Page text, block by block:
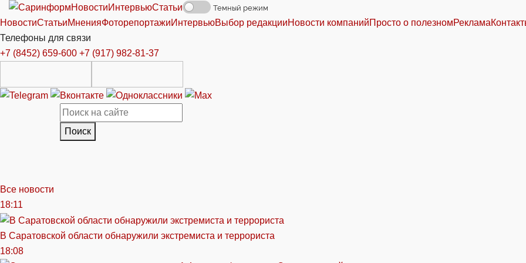
НовостиИнтервьюСтатьи Темный режим
НовостиСтатьиМненияФоторепортажиИнтервьюВыбор редакцииНовости компанийПросто о полезномРеклама
Телефоны для связи
+7 (8452) 659-600 +7 (917) 982-81-37
Поиск
Все новости
18:11
В Саратовской области обнаружили экстремиста и террориста
18:08